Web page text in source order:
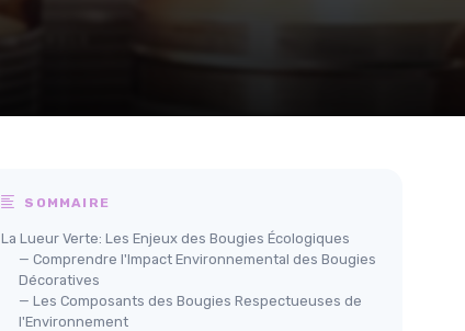
SOMMAIRE
La Lueur Verte: Les Enjeux des Bougies Écologiques
— Comprendre l'Impact Environnemental des Bougies
Décoratives
— Les Composants des Bougies Respectueuses de
l'Environnement